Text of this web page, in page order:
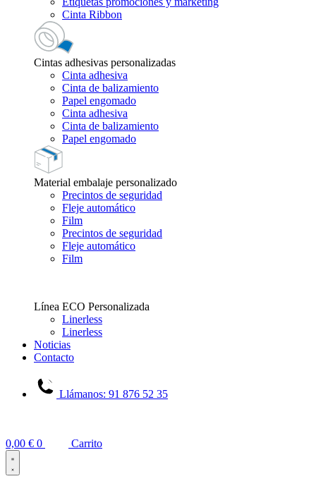
Cinta Ribbon
Cintas adhesivas personalizadas
Cinta adhesiva
Cinta de balizamiento
Papel engomado
Cinta adhesiva
Cinta de balizamiento
Papel engomado
Material embalaje personalizado
Precintos de seguridad
Fleje automático
Film
Precintos de seguridad
Fleje automático
Film
Línea ECO Personalizada
Linerless
Linerless
Noticias
Contacto
Llámanos: 91 876 52 35
0,00 € 0 Carrito